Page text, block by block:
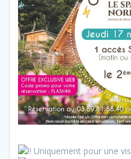
Uniquement pour une